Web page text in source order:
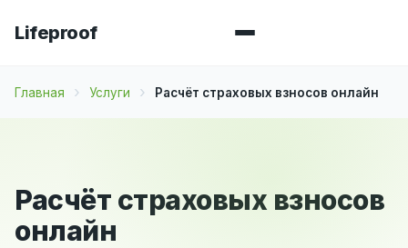
Lifeproof
Главная Услуги Расчёт страховых взносов онлайн
Расчёт страховых взносов
онлайн